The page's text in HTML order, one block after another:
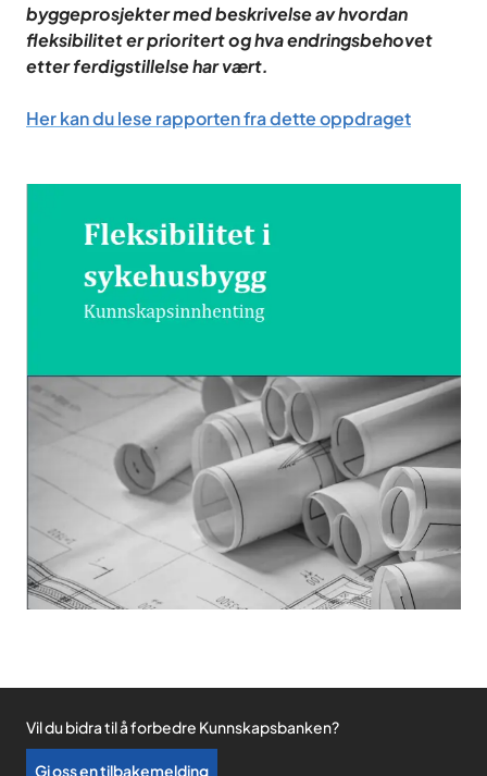
byggeprosjekter med beskrivelse av hvordan
fleksibilitet er prioritert og hva endringsbehovet
etter ferdigstillelse har vært.
Her kan du lese rapporten fra dette oppdraget
Vil du bidra til å forbedre Kunnskapsbanken?
Gi oss en tilbakemelding